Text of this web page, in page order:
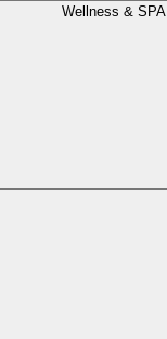
Wellness & SPA